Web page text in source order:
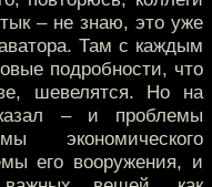
– не знаю, это уже
Там с каждым
подробности, что
шевелятся. Но на
– и проблемы
экономического
его вооружения, и